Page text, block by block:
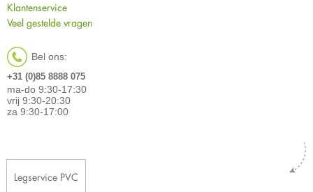
Klantenservice
Veel gestelde vragen
Bel ons:
+31 (0)85 8888 075
ma-do 9:30-17:30
vrij 9:30-20:30
za 9:30-17:00
Legservice PVC